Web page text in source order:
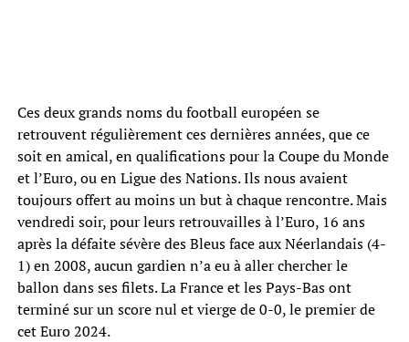
Ces deux grands noms du football européen se
retrouvent régulièrement ces dernières années, que ce
soit en amical, en qualifications pour la Coupe du Monde
et l’Euro, ou en Ligue des Nations. Ils nous avaient
toujours offert au moins un but à chaque rencontre. Mais
vendredi soir, pour leurs retrouvailles à l’Euro, 16 ans
après la défaite sévère des Bleus face aux Néerlandais (4-
1) en 2008, aucun gardien n’a eu à aller chercher le
ballon dans ses filets. La France et les Pays-Bas ont
terminé sur un score nul et vierge de 0-0, le premier de
cet Euro 2024.